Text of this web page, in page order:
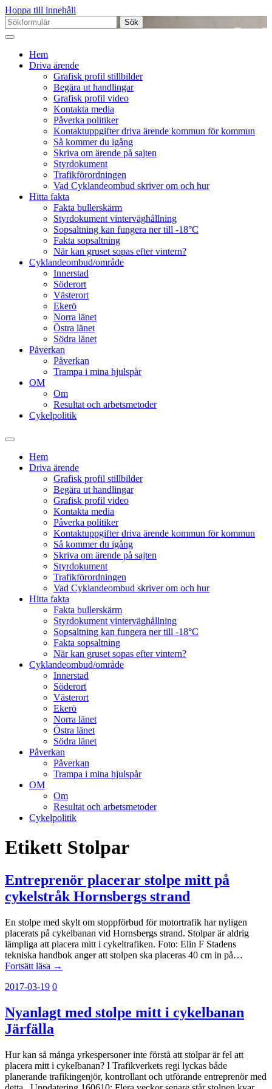
Hoppa till innehåll
Sök
efter:
Hem
Driva ärende
Grafisk profil stillbilder
Begära ut handlingar
Grafisk profil video
Kontakta media
Påverka politiker
Kontaktuppgifter driva ärende kommun för kommun
Så kommer du igång
Skriva om ärende på sajten
Styrdokument
Trafikförordningen
Vad Cyklandeombud skriver om och hur
Hitta fakta
Fakta bullerskärm
Styrdokument vinterväghållning
Sopsaltning kan fungera ner till -18°C
Fakta sopsaltning
När kan gruset sopas efter vintern?
Cyklandeombud/område
Innerstad
Söderort
Västerort
Ekerö
Norra länet
Östra länet
Södra länet
Påverkan
Påverkan
Trampa i mina hjulspår
OM
Om
Resultat och arbetsmetoder
Cykelpolitik
Slå
sökfältHem
Driva ärende
Grafisk profil stillbilder
Begära ut handlingar
Grafisk profil video
Kontakta media
Påverka politiker
Kontaktuppgifter driva ärende kommun för kommun
Så kommer du igång
Skriva om ärende på sajten
Styrdokument
Trafikförordningen
Vad Cyklandeombud skriver om och hur
Hitta fakta
Fakta bullerskärm
Styrdokument vinterväghållning
Sopsaltning kan fungera ner till -18°C
Fakta sopsaltning
När kan gruset sopas efter vintern?
Cyklandeombud/område
Innerstad
Söderort
Västerort
Ekerö
Norra länet
Östra länet
Södra länet
Påverkan
Påverkan
Trampa i mina hjulspår
OM
Om
Resultat och arbetsmetoder
Cykelpolitik
Etikett Stolpar
Entreprenör placerar stolpe mitt på
cykelstråk Hornsbergs strand
En stolpe med skylt om stoppförbud för motortrafik har nyligen
placerats på cykelbanan vid Hornsbergs strand. Stolpar är aldrig
lämpliga att placera mitt i cykeltrafiken. Foto: Elin F Stadens
tekniska handbok anger att stolpen ska placeras 40 cm in på…
Fortsätt läsa →
2017-03-19 0
Nyanlagt med stolpe mitt i cykelbanan
Järfälla
Hur kan så många yrkespersoner inte förstå att stolpar är fel att
placera mitt i cykelbanan? I Trafikverkets regi lyckas både
planerande trafikingenjör, kontrollant och utförande entreprenör med